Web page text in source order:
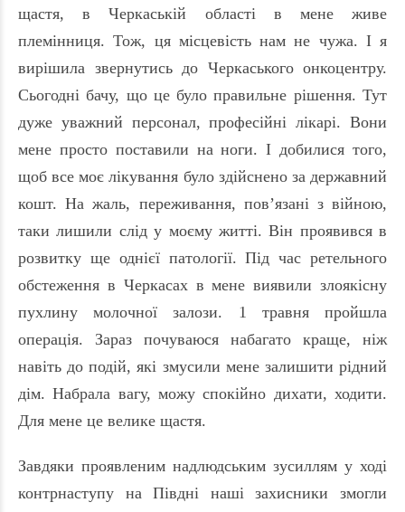
щастя, в Черкаській області в мене живе
племінниця. Тож, ця місцевість нам не чужа. І я
вирішила звернутисьдо Черкаського онкоцентру.
Сьогодні бачу, що це було правильне рішення. Тут
дуже уважний персонал, професійні лікарі. Вони
мене просто поставили на ноги. І добилися того,
щоб все моє лікування було здійснено за державний
кошт. На жаль, переживання, пов’язані з війною,
таки лишили слід у моєму житті. Він проявився в
розвитку ще однієї патології. Під час ретельного
обстеження в Черкасах в мене виявили злоякісну
пухлину молочної залози. 1 травня пройшла
операція. Зараз почуваюся набагато краще, ніж
навіть до подій, які змусили мене залишити рідний
дім. Набрала вагу, можу спокійно дихати, ходити.
Для мене це велике щастя.
Завдяки проявленим надлюдським зусиллям у ході
контрнаступу на Півдні наші захисники змогли